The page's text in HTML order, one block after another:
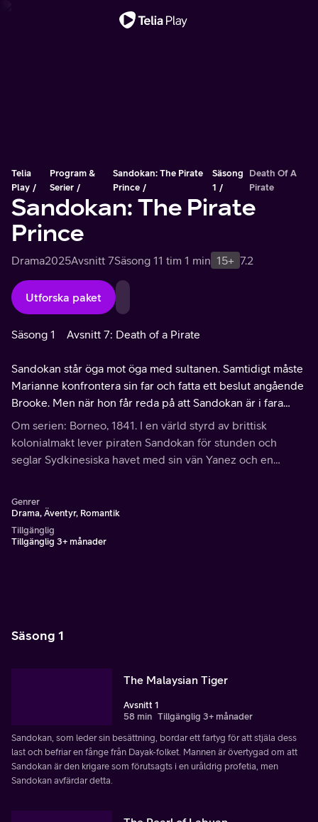
Telia
Play
Program &
Serier
Sandokan: The Pirate
Prince
Säsong
1
Death Of A
Pirate
Sandokan: The Pirate
Prince
Drama2025Avsnitt 7Säsong 11 tim 1 min 15+ 7.2
Utforska paket
Säsong 1 Avsnitt 7: Death of a Pirate
Sandokan står öga mot öga med sultanen. Samtidigt måste
Marianne konfrontera sin far och fatta ett beslut angående
Brooke. Men när hon får reda på att Sandokan är i fara
börjar hon ifrågasätta sina sanna känslor för honom.
Om serien: Borneo, 1841. I en värld styrd av brittisk
kolonialmakt lever piraten Sandokan för stunden och
seglar Sydkinesiska havet med sin vän Yanez och en
Genrer
Drama, Äventyr, Romantik
Tillgänglig
Tillgänglig 3+ månader
Säsong 1
The Malaysian Tiger
Avsnitt 1
58 min Tillgänglig 3+ månader
Sandokan, som leder sin besättning, bordar ett fartyg för att stjäla dess
last och befriar en fånge från Dayak-folket. Mannen är övertygad om att
Sandokan är den krigare som förutsagts i en uråldrig profetia, men
Sandokan avfärdar detta.